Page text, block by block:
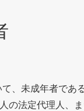
て、未成年者であ
の法定代理人、